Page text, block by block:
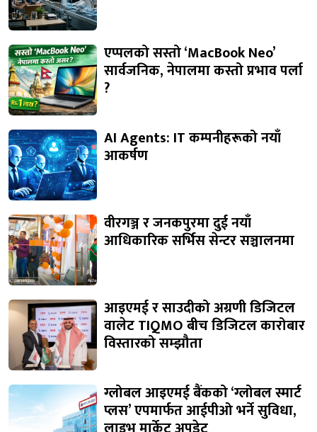
एप्पलको सस्तो ‘MacBook Neo’
सार्वजनिक, नेपालमा कस्तो प्रभाव पर्ला
?
AI Agents: IT कम्पनीहरूको नयाँ
आकर्षण
वीरगञ्ज र जनकपुरमा दुई नयाँ
आधिकारिक सर्भिस सेन्टर सञ्चालनमा
आइएमई र साउदीको अग्रणी डिजिटल
वालेट TIQMO बीच डिजिटल कारोबार
विस्तारको सम्झौता
ग्लोबल आइएमई बैंकको ‘ग्लोबल स्मार्ट
प्लस’ एपमार्फत आईपीओ भर्ने सुविधा,